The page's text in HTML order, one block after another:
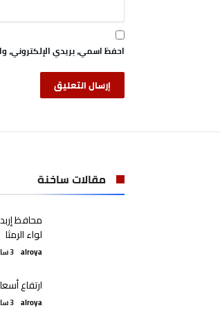
احفظ اسمي، بريدي الإلكتروني،
مقالات ساخنة
محافظ
لواء الرمثا
alroya
ارتفاع
alroya